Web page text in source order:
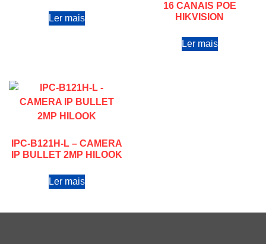
Ler mais
16 CANAIS POE
HIKVISION
Ler mais
IPC-B121H-L – CAMERA
IP BULLET 2MP HILOOK
Ler mais